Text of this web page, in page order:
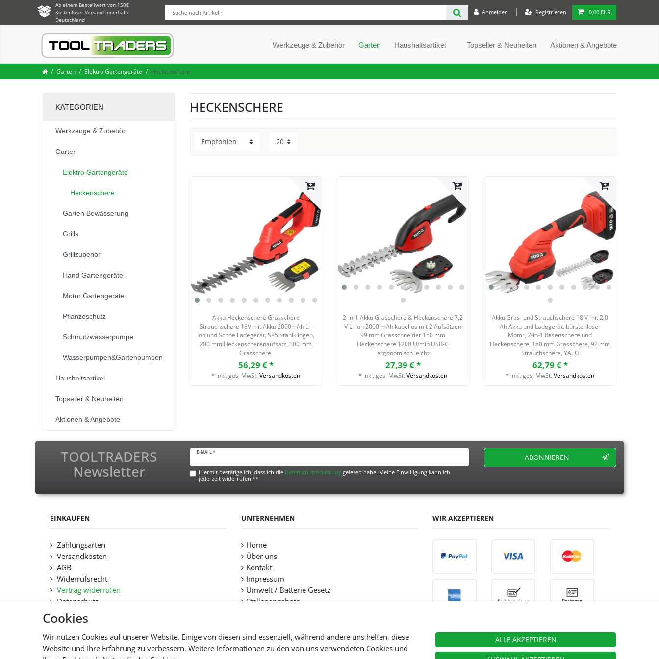
Cookies
Wir nutzen Cookies auf unserer Website. Einige von diesen sind essenziell, während andere uns helfen, diese
Website und Ihre Erfahrung zu verbessern. Weitere Informationen zu den von uns verwendeten Cookies und
ALLE AKZEPTIEREN
Anmelden Registrieren 0,00 EUR
Ab einem Bestellwert von 150€
Kostenloser Versand innerhalb
Deutschland
Werkzeuge & Zubehör Garten Haushaltsartikel Topseller & Neuheiten Aktionen & Angebote
Garten Elektro Gartengeräte Heckenschere
KATEGORIEN
Werkzeuge & Zubehör
Garten
Elektro Gartengeräte
Heckenschere
Garten Bewässerung
Grills
Grillzubehör
Hand Gartengeräte
Motor Gartengeräte
Pflanzeschutz
Schmutzwasserpumpe
Wasserpumpen&Gartenpumpen
Haushaltsartikel
Topseller & Neuheiten
Aktionen & Angebote
HECKENSCHERE
Akku Heckenschere Grasschere
Strauchschere 18V mit Akku 2000mAh Li-
Ion und Schnellladegerät, SK5 Stahlklingen,
200 mm Heckenscherenaufsatz, 100 mm
Grasschere,
56,29 € *
* inkl. ges. MwSt. Versandkosten
2-in-1 Akku Grasschere & Heckenschere 7,2
V Li-Ion 2000 mAh kabellos mit 2 Aufsätzen
99 mm Grasschneider 150 mm
Heckenschere 1200 U/min USB-C
ergonomisch leicht
27,39 € *
* inkl. ges. MwSt. Versandkosten
Akku Gras- und Strauchschere 18 V mit 2,0
Ah Akku und Ladegerät, bürstenloser
Motor, 2-in-1 Rasenschere und
Heckenschere, 180 mm Grasschere, 92 mm
Strauchschere, YATO
62,79 € *
* inkl. ges. MwSt. Versandkosten
TOOLTRADERS
Newsletter
E-MAIL *
Hiermit bestätige ich, dass ich die Daten­schutz­erklärunggelesen habe. Meine Einwilligung kann ich
jederzeit widerrufen.**
ABONNIEREN
EINKAUFEN
Zahlungsarten
Versandkosten
AGB
Widerrufsrecht
Vertrag widerrufen
Datenschutz
Hilfe
Lieferfristen und Lieferbeschränkung
UNTERNEHMEN
Home
Über uns
Kontakt
Impressum
Umwelt / Batterie Gesetz
Stellenangebote
WIR AKZEPTIEREN
Alle Preise inkl. gesetzl. Mehwersteuer zzgl. Versandkosten , wenn nicht anders beschrieben.